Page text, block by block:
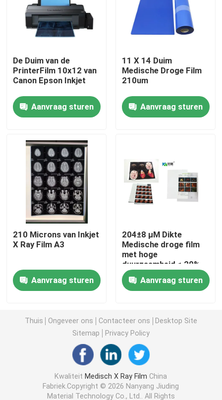
Kwaliteitscontrole
nieuws
Alle Gevallen
Medisch X Ray Film
Inkjet X Ray Film
Laser X Ray Film
Medische droge film
De film van de HUISDIERENröntgenstraal
rc fotodocument
De Film van de hitteoverdracht
medische thermische film
De Duim van de
PrinterFilm 10x12 van
Canon Epson Inkjet
Aanvraag sturen
11 X 14 Duim
Medische Droge Film
210um
Aanvraag sturen
210 Microns van Inkjet
X Ray Film A3
Aanvraag sturen
204±8 μM Dikte
Medische droge film
met hoge
duurzaamheid ≤ 20%
UV-weerstand tegen
waasAanvraag sturen
Thuis Ongeveer ons Contacteer ons
Desktop Site
Sitemap
Privacy Policy
Kwaliteit Medisch X Ray Film China
Fabriek.Copyright © 2026 Nanyang Jiuding
Material Technology Co., Ltd.. All Rights